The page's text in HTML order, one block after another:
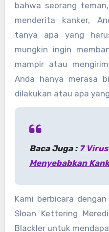
bahwa seorang
menderita kanker,
tanya apa yang
mungkin ingin
mampir atau
Anda hanya merasa
dilakukan atau apa
Baca Juga : 7
Menyebabkan
Kami berbicara
Sloan Kettering
Blackler untuk